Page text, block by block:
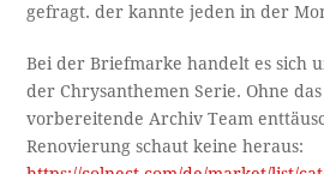
gefragt. der kannte jeden in der
Bei der Briefmarke handelt es sich
der Chrysanthemen Serie. Ohne
vorbereitende Archiv Team
Renovierung schaut keine heraus: